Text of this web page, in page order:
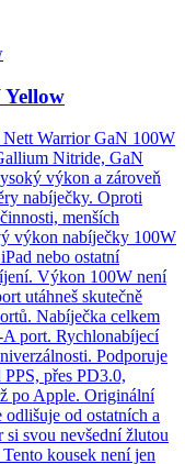
Yellow
Nett Warrior GaN 100W
Nitride, GaN
výkon a zároveň
nabíječky. Oproti
menších
výkon nabíječky 100W
nebo ostatní
Výkon 100W není
utáhneš skutečně
Nabíječka celkem
port. Rychlonabíjecí
Podporuje
PPS, přes PD3.0,
po Apple. Originální
odlišuje od ostatních a
si svou nevšední žlutou
kousek není jen